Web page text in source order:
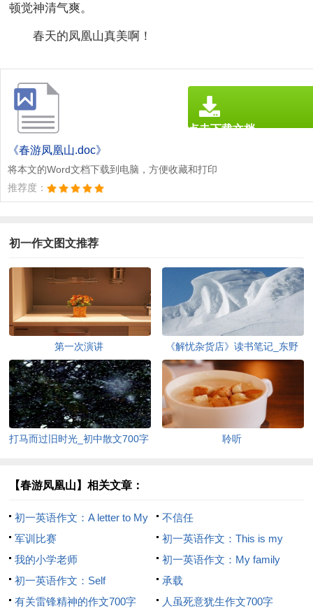
顿觉神清气爽。
春天的凤凰山真美啊！
《春游凤凰山.doc》
将本文的Word文档下载到电脑，方便收藏和打印
推荐度：
点击下载文档
初一作文图文推荐
第一次演讲
《解忧杂货店》读书笔记_东野
圭吾著作读书笔记500字
打马而过旧时光_初中散文700字 聆听
【春游凤凰山】相关文章：
初一英语作文：A letter to My
Friend
不信任
军训比赛
初一英语作文：This is my
family
我的小学老师
初一英语作文：My family
初一英语作文：Self
introduction
承载
有关雷锋精神的作文700字
人虽死意犹生作文700字